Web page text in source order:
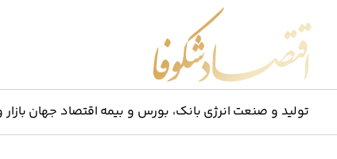
تولید و صنعت انرژی بانک، بورس و بیمه اقتصاد جهان